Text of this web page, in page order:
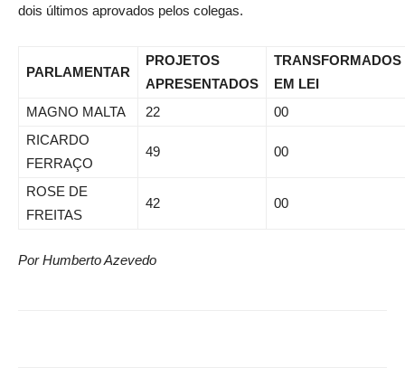
dois últimos aprovados pelos colegas.
PARLAMENTAR
PROJETOS
APRESENTADOS
TRANSFORMADOS
EM LEI
MAGNO MALTA
22
00
RICARDO
FERRAÇO
49 00
ROSE DE
FREITAS
42 00
Por Humberto Azevedo